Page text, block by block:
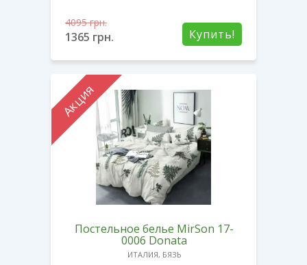
Купить!
4095грн.
1365 грн.
Акция
Постельное белье MirSon 17-
0006 Donata
ИТАЛИЯ, БЯЗЬ